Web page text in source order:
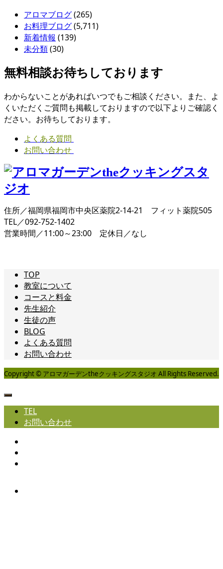
アロマブログ(265)
お料理ブログ(5,711)
新着情報 (139)
未分類(30)
無料相談お待ちしております
わからないことがあればいつでもご相談ください。また、よ
くいただくご質問も掲載しておりますので以下よりご確認く
ださい。お待ちしております。
よくある質問
お問い合わせ
住所／福岡県福岡市中央区薬院2-14-21 フィット薬院505
TEL／092-752-1402
営業時間／11:00～23:00 定休日／なし
TOP
教室について
コースと料金
先生紹介
生徒の声
BLOG
よくある質問
お問い合わせ
Copyright © アロマガーデンtheクッキングスタジオ All Rights Reserved.
TEL
お問い合わせ